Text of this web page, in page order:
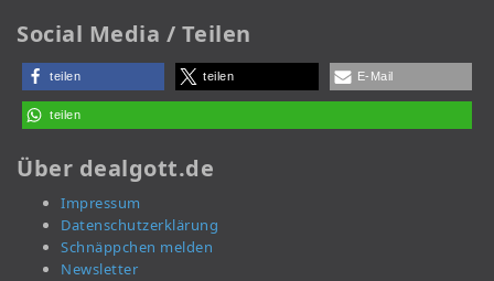
Social Media / Teilen
teilen teilen E-Mail
teilen
Über dealgott.de
Impressum
Datenschutzerklärung
Schnäppchen melden
Newsletter